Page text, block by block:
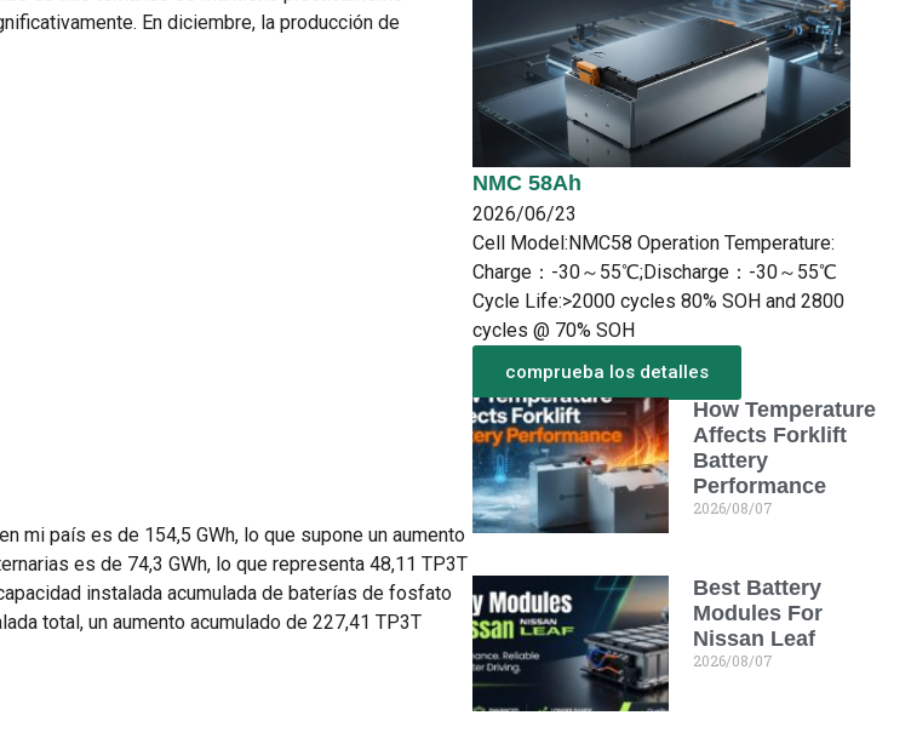
En diciembre, la producción de
mi país es de 154,5 GWh, lo que supone un aumento
es de 74,3 GWh, lo que representa 48,11 TP3T
instalada acumulada de baterías de fosfato
total, un aumento acumulado de 227,41 TP3T
NMC 58Ah
2026/06/23
Cell Model:NMC58 Operation Temperature:
Charge：-30～55℃;Discharge：-30～55℃
Cycle Life:>2000 cycles 80% SOH and 2800
cycles @ 70% SOH
comprueba los detalles
Más de lo nuevo
How Temperature
Affects Forklift
Battery
Performance
2026/08/07
Best Battery
Modules For
Nissan Leaf
2026/08/07